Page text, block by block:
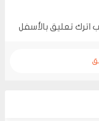
اترك تعليق بالأسفل